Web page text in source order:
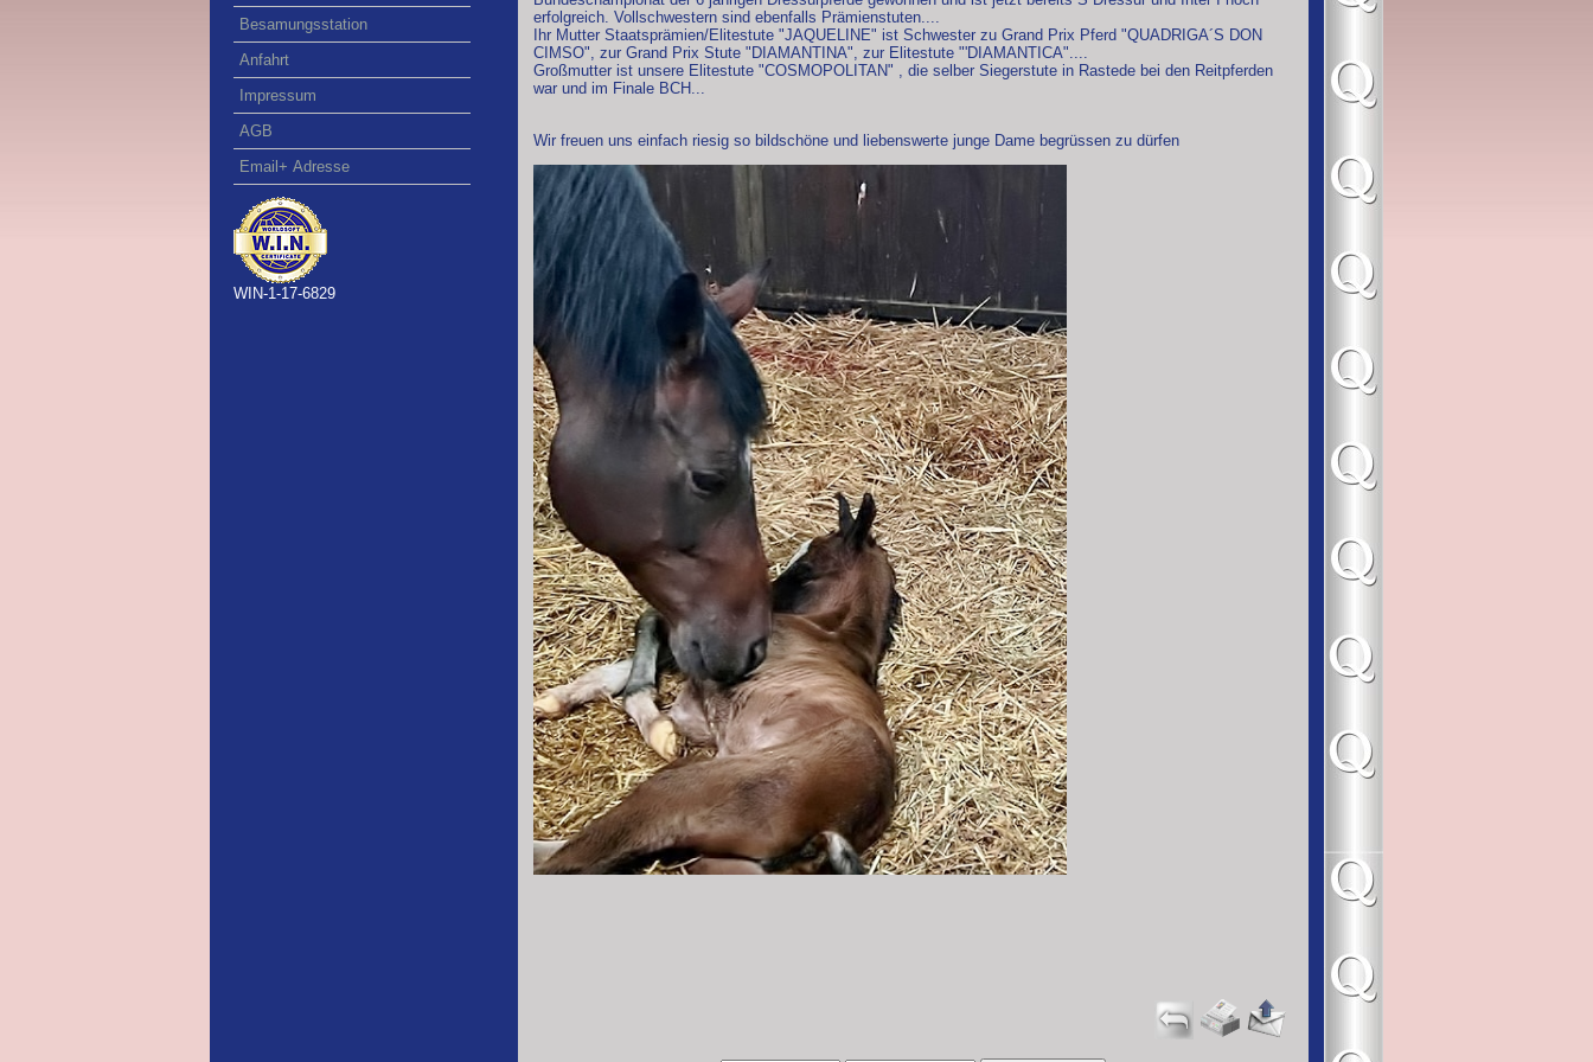
Besamungsstation
Anfahrt
Impressum
AGB
Email+ Adresse
WIN-1-17-6829
erfolgreich. Vollschwestern sind ebenfalls Prämienstuten....
Ihr Mutter Staatsprämien/Elitestute "JAQUELINE" ist Schwester zu Grand Prix Pferd "QUADRIGA´S DON
CIMSO", zur Grand Prix Stute "DIAMANTINA", zur Elitestute "'DIAMANTICA"....
Großmutter ist unsere Elitestute "COSMOPOLITAN" , die selber Siegerstute in Rastede bei den Reitpferden
war und im Finale BCH...
Wir freuen uns einfach riesig so bildschöne und liebenswerte junge Dame begrüssen zu dürfen